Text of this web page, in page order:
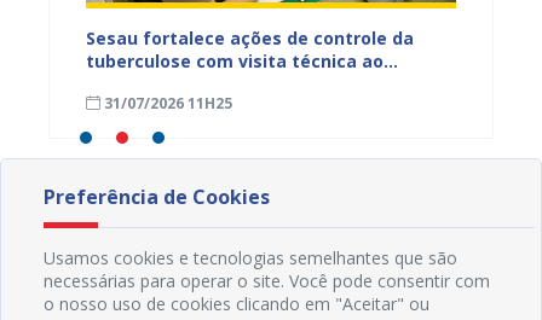
Sesau fortalece ações de controle da
tuberculose com visita técnica ao
31/07/2026 11H25
Preferência de Cookies
Usamos cookies e tecnologias semelhantes que são
necessárias para operar o site. Você pode consentir com
o nosso uso de cookies clicando em "Aceitar" ou